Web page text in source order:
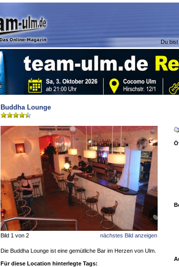
Du bist
Buddha Lounge
Bild 1 von 2 nächstes Bild anzeigen
Die Buddha Lounge ist eine gemütliche Bar im Herzen von Ulm.
Für diese Location hinterlegte Tags: